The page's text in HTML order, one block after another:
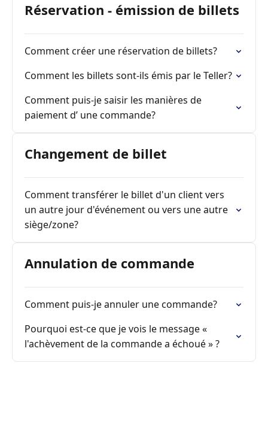
Réservation - émission de billets
Comment créer une réservation de billets?
Comment les billets sont-ils émis par le Teller?
Comment puis-je saisir les manières de
paiement d’ une commande?
Changement de billet
Comment transférer le billet d'un client vers
un autre jour d'événement ou vers une autre
siège/zone?
Annulation de commande
Comment puis-je annuler une commande?
Pourquoi est-ce que je vois le message «
l'achèvement de la commande a échoué » ?